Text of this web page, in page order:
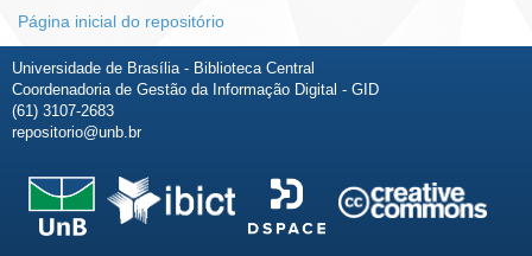
Página inicial do repositório
Universidade de Brasília - Biblioteca Central
Coordenadoria de Gestão da Informação Digital - GID
(61) 3107-2683
repositorio@unb.br